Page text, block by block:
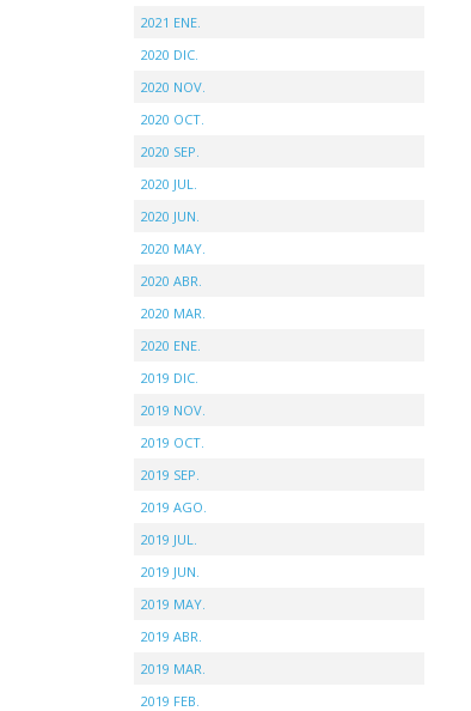
2021 ENE.
2020 DIC.
2020 NOV.
2020 OCT.
2020 SEP.
2020 JUL.
2020 JUN.
2020 MAY.
2020 ABR.
2020 MAR.
2020 ENE.
2019 DIC.
2019 NOV.
2019 OCT.
2019 SEP.
2019 AGO.
2019 JUL.
2019 JUN.
2019 MAY.
2019 ABR.
2019 MAR.
2019 FEB.